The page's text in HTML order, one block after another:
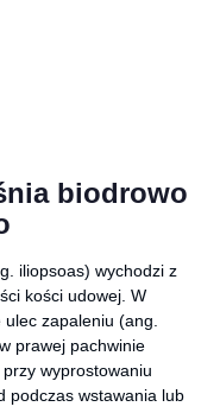
biodrowo
iliopsoas) wychodzi z
kości udowej. W
zapaleniu (ang.
prawej pachwinie
wyprostowaniu
podczas wstawania lub